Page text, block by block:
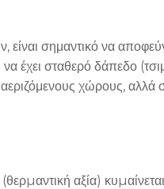
σημαντικό να
έχει σταθερό δάπεδο
χώρους,
αξία)